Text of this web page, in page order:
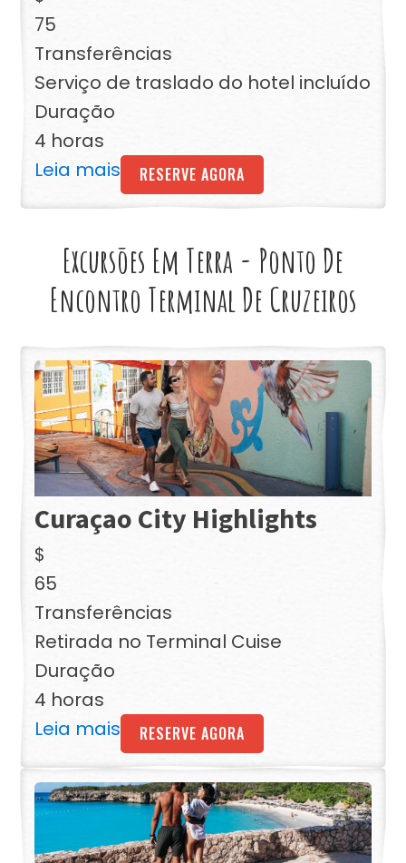
75
Transferências
Serviço de traslado do hotel incluído
Duração
4 horas
Leia mais
RESERVE AGORA
Excursões Em Terra - Ponto De
Encontro Terminal De Cruzeiros
Curaçao City Highlights
$
65
Transferências
Retirada no Terminal Cuise
Duração
4 horas
Leia mais
RESERVE AGORA